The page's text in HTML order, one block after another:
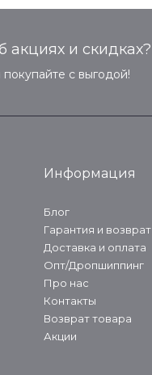
акциях и скидках?
с выгодой!
Информация
Блог
Гарантия и возврат
Доставка и оплата
Опт/Дропшиппинг
Про нас
Контакты
Возврат товара
Акции